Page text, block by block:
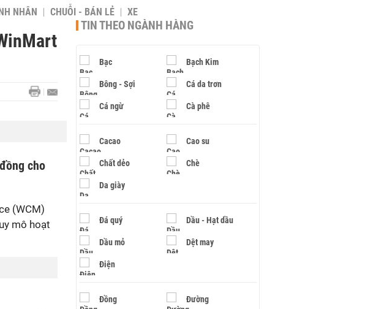
NHÂN CHUỖI - BÁN LẺ XE
cho
(WCM)
mô hoạt
TIN THEO NGÀNH HÀNG
Bạc Bạch Kim
Bông - Sợi Cá da trơn
Cá ngừ Cà phê
Cacao Cao su
Chất dẻo Chè
Da giày
Đá quý Dầu - Hạt dầu
Dầu mỏ Dệt may
Điện
Đồng Đường